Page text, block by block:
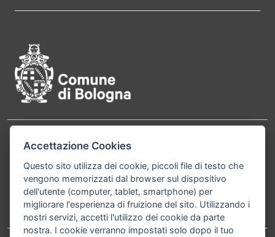
Contatti
Comune di Bologna, Piazza Maggiore, 6 - 40124
Bologna P.Iva 01232710374 Cod. IBAN: IT 88 R
02008 02435 000020067156
Telefono:051203040
Accettazione Cookies
Questo sito utilizza dei cookie, piccoli file di testo che
vengono memorizzati dal browser sul dispositivo
dell'utente (computer, tablet, smartphone) per
migliorare l'esperienza di fruizione del sito. Utilizzando i
nostri servizi, accetti l'utilizzo dei cookie da parte
nostra. I cookie verranno impostati solo dopo il tuo